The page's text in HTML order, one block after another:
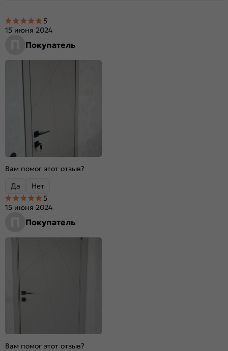
Покупатель
15 июня 2024
5
Вам помог этот отзыв?
Да
Нет
Покупатель
15 июня 2024
5
Вам помог этот отзыв?